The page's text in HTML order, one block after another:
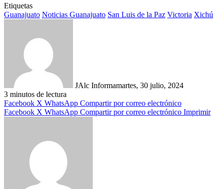
Etiquetas
Guanajuato Noticias Guanajuato San Luis de la Paz Victoria Xichú
JAlc Informamartes, 30 julio, 2024
3 minutos de lectura
Facebook X WhatsApp Compartir por correo electrónico
Facebook X WhatsApp Compartir por correo electrónico Imprimir